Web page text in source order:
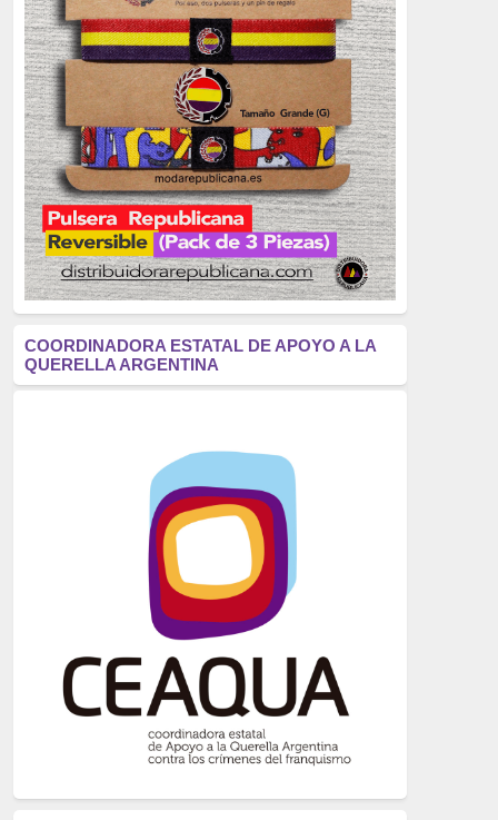
Actualidad
(2319)
monarquía
(2253)
borbones
(2176)
Cultura
(2163)
Guerra
(1674)
genocidio
(1234)
mujer
(1070)
Eventos
(914)
Crímenes del franquismo
(721)
(699)
(607)
neofranquismo
(567)
Justicia Universal
Derechos Humanos
(522)
Nacionalcatolicismo
(514)
COORDINADORA ESTATAL DE APOYO A LA
QUERELLA ARGENTINA